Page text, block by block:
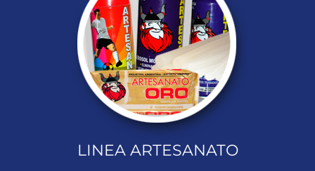
LINEA ARTESANATO